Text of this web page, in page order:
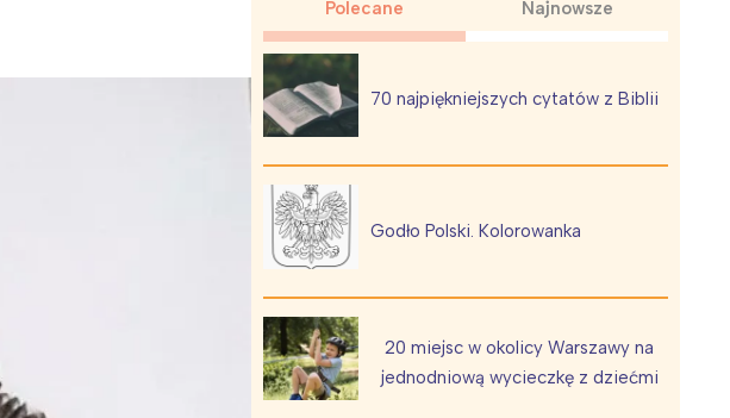
Polecane Najnowsze
70 najpiękniejszych cytatów z Biblii
Godło Polski. Kolorowanka
20 miejsc w okolicy Warszawy na
jednodniową wycieczkę z dziećmi